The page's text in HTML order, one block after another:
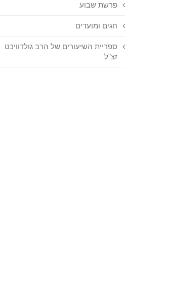
פרשת שבוע
חגים ומועדים
ספריית השיעורים של הרב גולדוויכט
זצ"ל